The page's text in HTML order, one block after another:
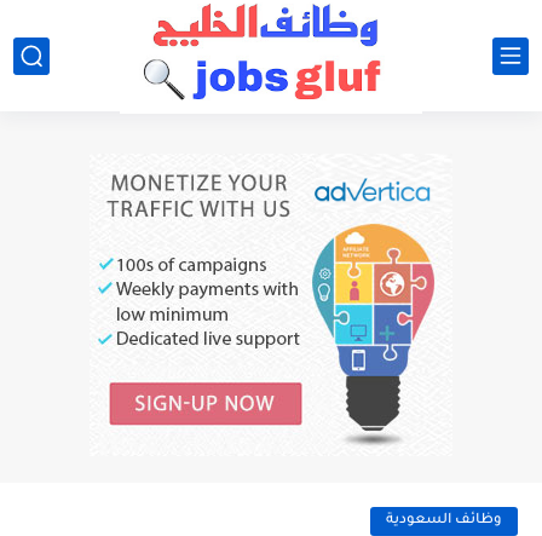
وظائف السعودية